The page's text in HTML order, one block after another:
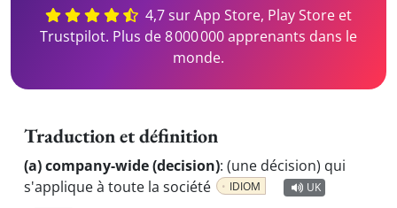
4,7 sur App Store, Play Store et
Trustpilot. Plus de 8 000 000 apprenants dans le
monde.
Traduction et définition
(a) company-wide (decision): (une décision) qui
s'applique à toute la société
IDIOM
UK